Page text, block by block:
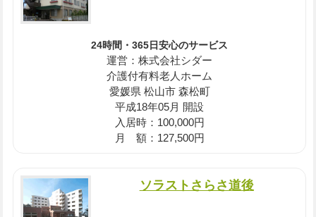
24時間・365日安心のサービス
運営：株式会社シダー
介護付有料老人ホーム
愛媛県 松山市 森松町
平成18年05月 開設
入居時：100,000円
月 額：127,500円
ソラストさらさ道後